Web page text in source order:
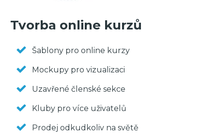
Tvorba online kurzů
Šablony pro online kurzy
Mockupy pro vizualizaci
Uzavřené členské sekce
Kluby pro více uživatelů
Prodej odkudkoliv na světě